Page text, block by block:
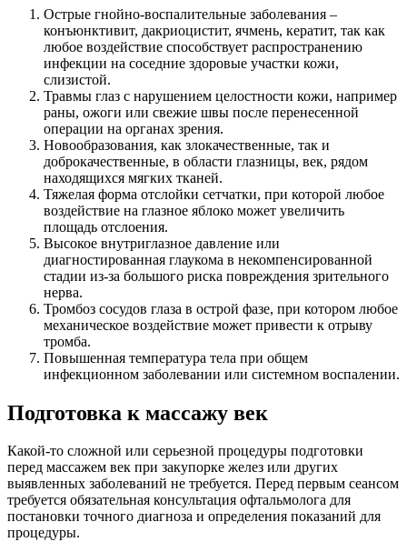
Острые гнойно-воспалительные заболевания –
конъюнктивит, дакриоцистит, ячмень, кератит, так как
любое воздействие способствует распространению
инфекции на соседние здоровые участки кожи,
слизистой.
Травмы глаз с нарушением целостности кожи, например
раны, ожоги или свежие швы после перенесенной
операции на органах зрения.
Новообразования, как злокачественные, так и
доброкачественные, в области глазницы, век, рядом
находящихся мягких тканей.
Тяжелая форма отслойки сетчатки, при которой любое
воздействие на глазное яблоко может увеличить
площадь отслоения.
Высокое внутриглазное давление или
диагностированная глаукома в некомпенсированной
стадии из-за большого риска повреждения зрительного
нерва.
Тромбоз сосудов глаза в острой фазе, при котором любое
механическое воздействие может привести к отрыву
тромба.
Повышенная температура тела при общем
инфекционном заболевании или системном воспалении.
Подготовка к массажу век
Какой-то сложной или серьезной процедуры подготовки
перед массажем век при закупорке желез или других
выявленных заболеваний не требуется. Перед первым сеансом
требуется обязательная консультация офтальмолога для
постановки точного диагноза и определения показаний для
процедуры.